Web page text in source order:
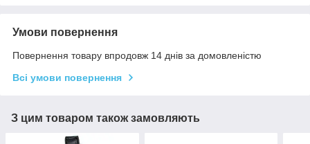
Умови повернення
Повернення товару впродовж 14 днів за домовленістю
Всі умови повернення
З цим товаром також замовляють